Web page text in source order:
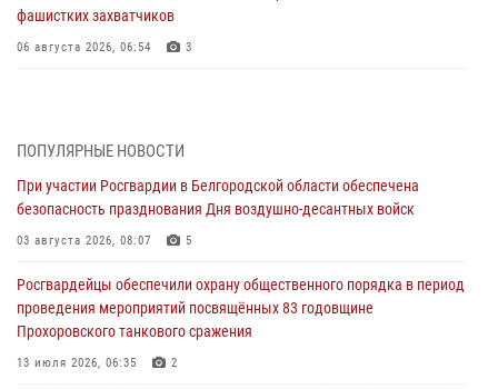
фашистких захватчиков
06 августа 2026, 06:54 3
05 августа 2026, 17:12 2
Росгвардейцы приняли участие в акции «Волна памяти»,
посвящённой 83‑й годовщине освобождения Белгорода от немецко
‑фашистских захватчиков
Росгвардия призывает белгородских владельцев оружия не
затягивать с перерегистрацией
05 августа 2026, 05:01
ПОПУЛЯРНЫЕ НОВОСТИ
При участии Росгвардии в Белгородской области обеспечена
безопасность празднования Дня воздушно-десантных войск
03 августа 2026, 08:07 5
Росгвардейцы обеспечили охрану общественного порядка в период
проведения мероприятий посвящённых 83 годовщине
Прохоровского танкового сражения
13 июля 2026, 06:35 2